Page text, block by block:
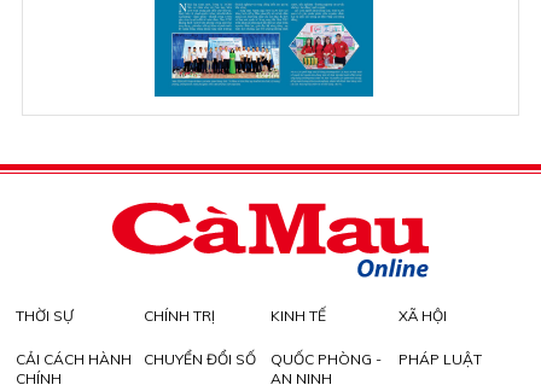
THỜI SỰ CHÍNH TRỊ KINH TẾ XÃ HỘI
CẢI CÁCH HÀNH
CHÍNH
CHUYỂN ĐỔI SỐ
QUỐC PHÒNG -
AN NINH
PHÁP LUẬT